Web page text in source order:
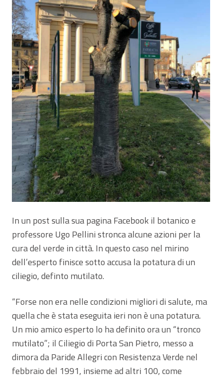
In un post sulla sua pagina Facebook il botanico e
professore Ugo Pellini stronca alcune azioni per la
cura del verde in città. In questo caso nel mirino
dell’esperto finisce sotto accusa la potatura di un
ciliegio, definto mutilato.
“Forse non era nelle condizioni migliori di salute, ma
quella che è stata eseguita ieri non è una potatura.
Un mio amico esperto lo ha definito ora un “tronco
mutilato”; il Ciliegio di Porta San Pietro, messo a
dimora da Paride Allegri con Resistenza Verde nel
febbraio del 1991, insieme ad altri 100, come